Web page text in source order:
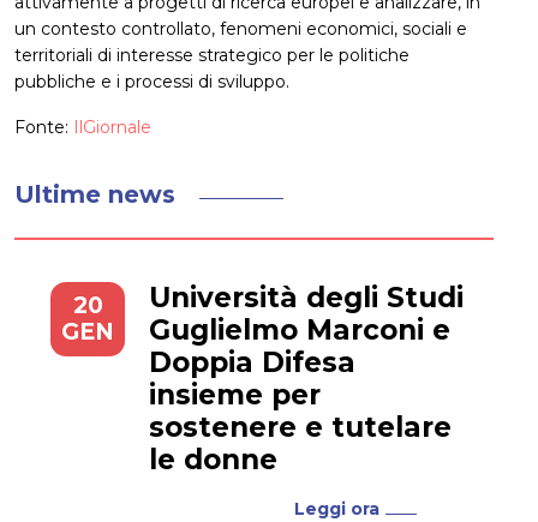
un contesto controllato, fenomeni economici, sociali e
territoriali di interesse strategico per le politiche
pubbliche e i processi di sviluppo.
Fonte: IlGiornale
Ultime news
20
GEN
Università degli Studi
Guglielmo Marconi e
Doppia Difesa
insieme per
sostenere e tutelare
le donne
Leggi ora